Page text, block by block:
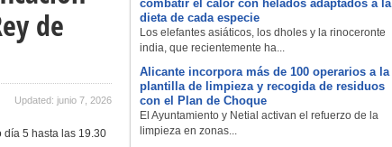
de
Updated: junio 7, 2026
día 5 hasta las 19.30
combatir el calor con helados adaptados a la
dieta de cada especie
Los elefantes asiáticos, los dholes y la rinoceronte
india, que recientemente ha...
Alicante incorpora más de 100 operarios a la
plantilla de limpieza y recogida de residuos
con el Plan de Choque
El Ayuntamiento y Netial activan el refuerzo de la
limpieza en zonas...